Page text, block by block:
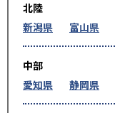
北陸
新潟県
富山県
中部
愛知県
静岡県